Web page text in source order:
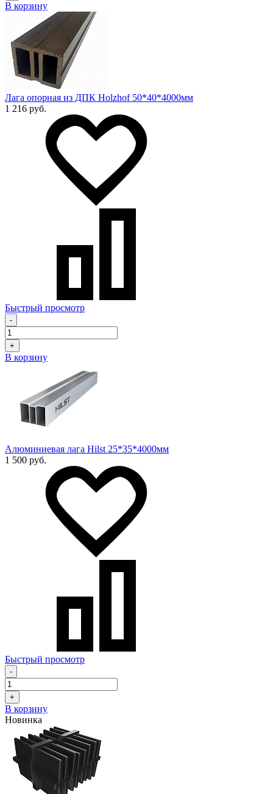
В корзину
Лага опорная из ДПК Holzhof 50*40*4000мм
1 216 руб.
Быстрый просмотр
-
+
В корзину
Алюминиевая лага Hilst 25*35*4000мм
1 500 руб.
Быстрый просмотр
-
+
В корзину
Новинка